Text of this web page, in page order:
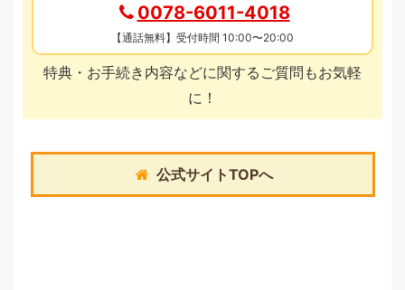
0078-6011-4018
【通話無料】受付時間 10:00〜20:00
特典・お手続き内容などに関するご質問もお気軽
に！
公式サイトTOPへ